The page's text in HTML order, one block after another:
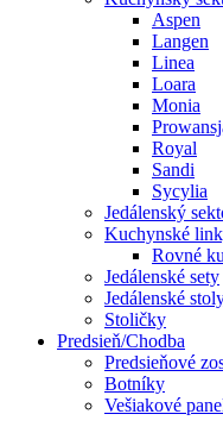
Aspen
Langen
Linea
Loara
Monia
Royal
Sandi
Sycylia
Jedálenský
Kuchynské
Rovné
Jedálenské sety
Jedálenské
Stoličky
Predsieň/Chodba
Predsieňové
Botníky
Vešiakové